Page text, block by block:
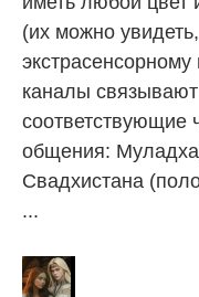
(их можно
каналы
соответствующие
общения:
Свадхистана
...